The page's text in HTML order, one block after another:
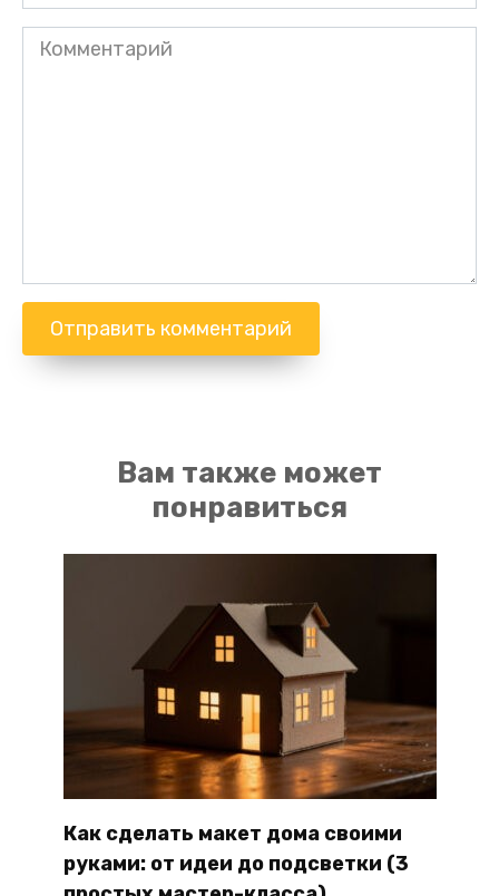
Комментарий
Вам также может
понравиться
Как сделать макет дома своими
руками: от идеи до подсветки (3